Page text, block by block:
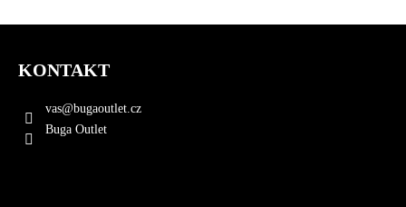
KONTAKT
vas@bugaoutlet.cz
Buga Outlet